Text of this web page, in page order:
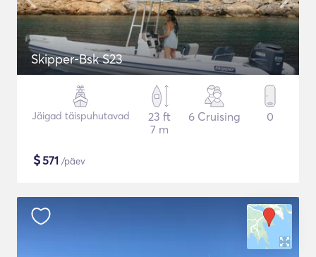
Skipper-Bsk S23
Jäigad täispuhutavad
23 ft
7 m
6 Cruising 0
$571 /päev